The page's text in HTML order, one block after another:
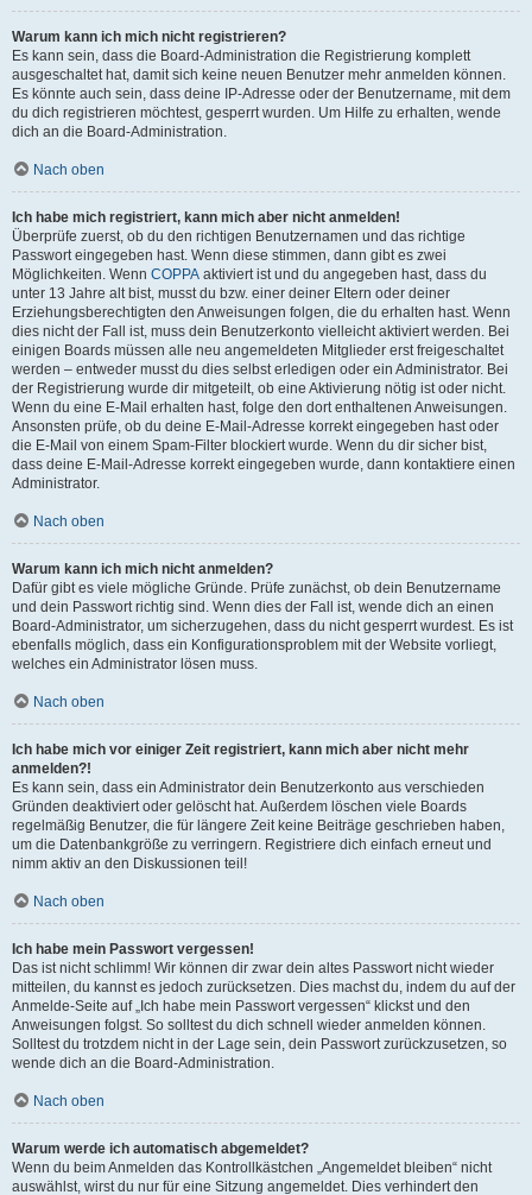
Warum kann ich mich nicht registrieren?
Es kann sein, dass die Board-Administration die Registrierung komplett
ausgeschaltet hat, damit sich keine neuen Benutzer mehr anmelden können.
Es könnte auch sein, dass deine IP-Adresse oder der Benutzername, mit dem
du dich registrieren möchtest, gesperrt wurden. Um Hilfe zu erhalten, wende
dich an die Board-Administration.
Nach oben
Ich habe mich registriert, kann mich aber nicht anmelden!
Überprüfe zuerst, ob du den richtigen Benutzernamen und das richtige
Passwort eingegeben hast. Wenn diese stimmen, dann gibt es zwei
Möglichkeiten. Wenn COPPA aktiviert ist und du angegeben hast, dass du
unter 13 Jahre alt bist, musst du bzw. einer deiner Eltern oder deiner
Erziehungsberechtigten den Anweisungen folgen, die du erhalten hast. Wenn
dies nicht der Fall ist, muss dein Benutzerkonto vielleicht aktiviert werden. Bei
einigen Boards müssen alle neu angemeldeten Mitglieder erst freigeschaltet
werden – entweder musst du dies selbst erledigen oder ein Administrator. Bei
der Registrierung wurde dir mitgeteilt, ob eine Aktivierung nötig ist oder nicht.
Wenn du eine E-Mail erhalten hast, folge den dort enthaltenen Anweisungen.
Ansonsten prüfe, ob du deine E-Mail-Adresse korrekt eingegeben hast oder
die E-Mail von einem Spam-Filter blockiert wurde. Wenn du dir sicher bist,
dass deine E-Mail-Adresse korrekt eingegeben wurde, dann kontaktiere einen
Administrator.
Nach oben
Warum kann ich mich nicht anmelden?
Dafür gibt es viele mögliche Gründe. Prüfe zunächst, ob dein Benutzername
und dein Passwort richtig sind. Wenn dies der Fall ist, wende dich an einen
Board-Administrator, um sicherzugehen, dass du nicht gesperrt wurdest. Es ist
ebenfalls möglich, dass ein Konfigurationsproblem mit der Website vorliegt,
welches ein Administrator lösen muss.
Nach oben
Ich habe mich vor einiger Zeit registriert, kann mich aber nicht mehr
anmelden?!
Es kann sein, dass ein Administrator dein Benutzerkonto aus verschieden
Gründen deaktiviert oder gelöscht hat. Außerdem löschen viele Boards
regelmäßig Benutzer, die für längere Zeit keine Beiträge geschrieben haben,
um die Datenbankgröße zu verringern. Registriere dich einfach erneut und
nimm aktiv an den Diskussionen teil!
Nach oben
Ich habe mein Passwort vergessen!
Das ist nicht schlimm! Wir können dir zwar dein altes Passwort nicht wieder
mitteilen, du kannst es jedoch zurücksetzen. Dies machst du, indem du auf der
Anmelde-Seite auf „Ich habe mein Passwort vergessen“ klickst und den
Anweisungen folgst. So solltest du dich schnell wieder anmelden können.
Solltest du trotzdem nicht in der Lage sein, dein Passwort zurückzusetzen, so
wende dich an die Board-Administration.
Nach oben
Warum werde ich automatisch abgemeldet?
Wenn du beim Anmelden das Kontrollkästchen „Angemeldet bleiben“ nicht
auswählst, wirst du nur für eine Sitzung angemeldet. Dies verhindert den